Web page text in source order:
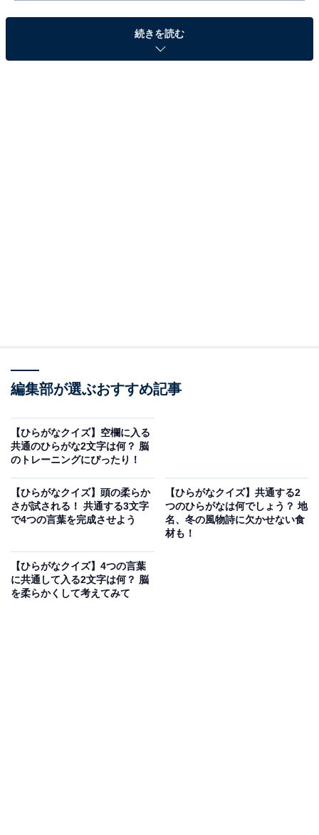
そして、にぎやかな中心地から離れた区域を思い浮かべ
てみてください。
次ページ 正解を見る
続きを読む
編集部が選ぶおすすめ記事
【ひらがなクイズ】空欄に入る
共通のひらがな2文字は何？ 脳
のトレーニングにぴったり！
【ひらがなクイズ】頭の柔らか
さが試される！ 共通する3文字
で4つの言葉を完成させよう
【ひらがなクイズ】共通する2
つのひらがなは何でしょう？ 地
名、冬の風物詩に欠かせない食
材も！
【ひらがなクイズ】4つの言葉
に共通して入る2文字は何？ 脳
を柔らかくして考えてみて